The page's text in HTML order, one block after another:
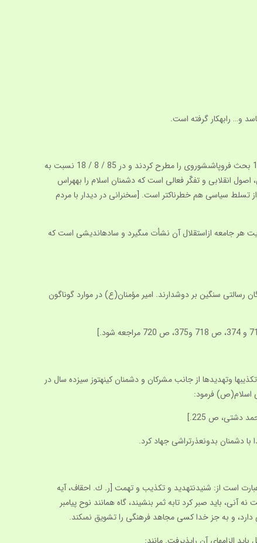
مقام معظم رهبرى در دهه دوّم انقلاب اسلامى هشدارهاى لازم را داده‏اند. ايشان ابتدابحث تهاجم فرهنگى، سپس شبيخون فرهنگى، و در پايان دهه 1370 بحث فروپاشى‏شوروى را مطرح كردند و در 85 / 8 / 18 نسبت به
اصول انقلابى و تفكّر فعالى است كه دشمنان اسلام را به‏هراس
و از تسلط سياسى هم خطرناك‏تر است. [سخنرانى در ديدار با مردم
هر جامعه ازاستقلال آن نشأت مى‏گيرد و ساده‏انديشى است كه
سنگين بر دوش‏دارند. امير مؤمنان(ع) در موارد گوناگون
وتهديدها از جانب مشركان و دشمنان كينه‏توز سيزده سال در
اسلام(ص) فرمود:
دشمنان بدون‏عذرتراشى جهاد كرد.
است از: شنيدن‏تهديد و تكذيب و تهمت [ر. ك. احقاف، آيه
نتيجه جهاد فرهنگى تدريجى است نه آنى، بايد صبر كرد تابه ثمر بنشيند، گاه همانند نوح پيامبر